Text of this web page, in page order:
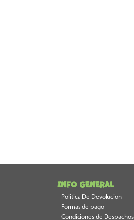
INFO GENERAL
Politica De Devolucion
Formas de pago
Condiciones de Despachos